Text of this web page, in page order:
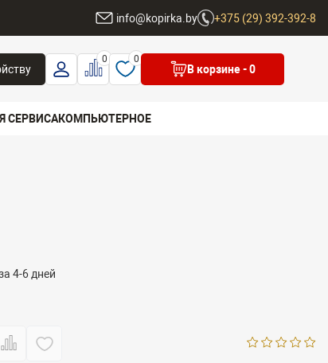
info@kopirka.by +375 (29) 392-392-8
0 0
В корзине- 0
СЕРВИСАКОМПЬЮТЕРНОЕ
4-6 дней